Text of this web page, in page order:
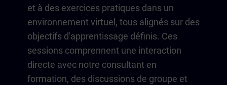
et à des exercices pratiques dans un
environnement virtuel, tous alignés sur des
objectifs d'apprentissage définis. Ces
sessions comprennent une interaction
directe avec notre consultant en
formation, des discussions de groupe et